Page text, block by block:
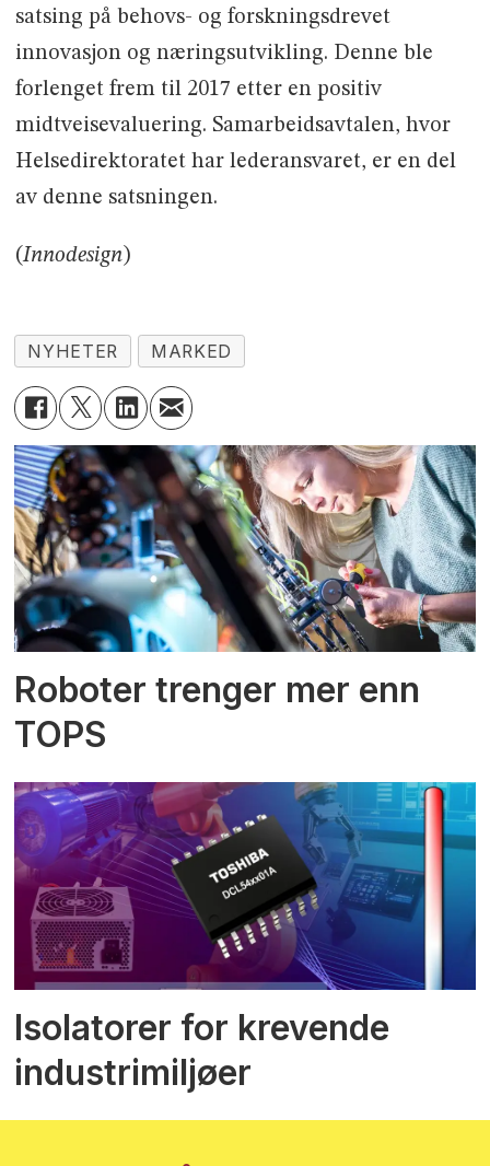
satsing på behovs- og forskningsdrevet
innovasjon og næringsutvikling. Denne ble
forlenget frem til 2017 etter en positiv
midtveisevaluering. Samarbeidsavtalen, hvor
Helsedirektoratet har lederansvaret, er en del
av denne satsningen.
(Innodesign)
NYHETER MARKED
Roboter trenger mer enn
TOPS
Isolatorer for krevende
industrimiljøer